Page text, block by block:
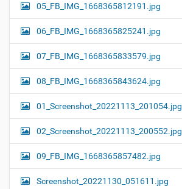
05_FB_IMG_1668365812191.jpg
06_FB_IMG_1668365825241.jpg
07_FB_IMG_1668365833579.jpg
08_FB_IMG_1668365843624.jpg
01_Screenshot_20221113_201054.jpg
02_Screenshot_20221113_200552.jpg
09_FB_IMG_1668365857482.jpg
Screenshot_20221130_051611.jpg